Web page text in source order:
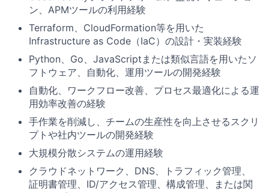
ン、APMツールの利用経験
Terraform、CloudFormation等を用いた
Infrastructure as Code（IaC）の設計・実装経験
Python、Go、JavaScriptまたは類似言語を用いたソ
フトウェア、自動化、運用ツールの開発経験
自動化、ワークフロー改善、プロセス最適化による運
用効率改善の経験
手作業を削減し、チームの生産性を向上させるスクリ
プトや社内ツールの開発経験
大規模分散システムの運用経験
クラウドネットワーク、DNS、トラフィック管理、
証明書管理、ID/アクセス管理、構成管理、または関